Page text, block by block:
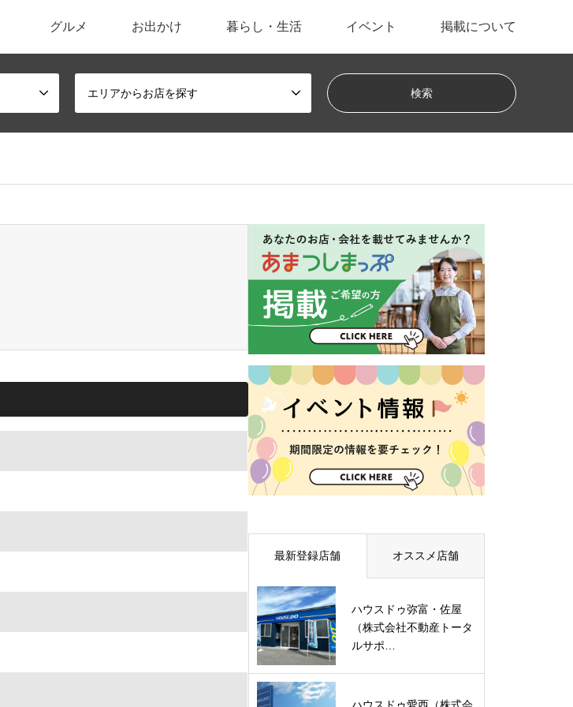
グルメ お出かけ 暮らし・生活 イベント 掲載について
エリアからお店を探す
最新登録店舗 オススメ店舗
ハウスドゥ弥富・佐屋
（株式会社不動産トータ
ルサポ…